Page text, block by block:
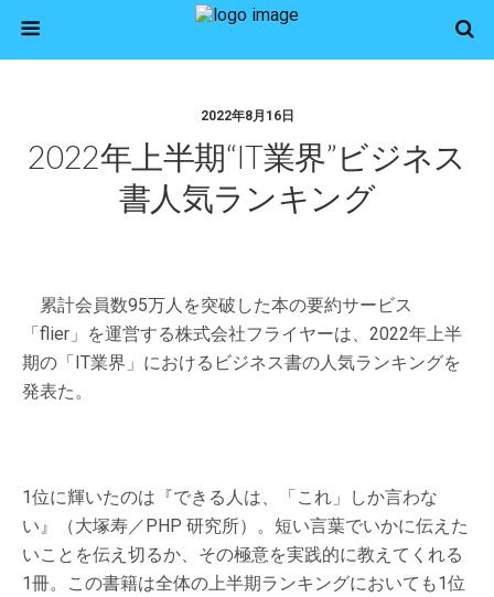
2022年8月16日
2022年上半期“IT業界”ビジネス
書人気ランキング
累計会員数95万人を突破した本の要約サービス
「flier」を運営する株式会社フライヤーは、2022年上半
期の「IT業界」におけるビジネス書の人気ランキングを
発表た。
1位に輝いたのは『できる人は、「これ」しか言わな
い』（大塚寿／PHP 研究所）。短い言葉でいかに伝えた
いことを伝え切るか、その極意を実践的に教えてくれる
1冊。この書籍は全体の上半期ランキングにおいても1位